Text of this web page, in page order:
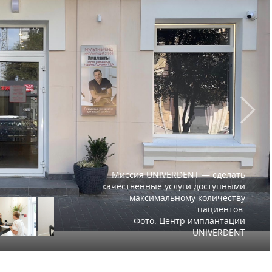
Миссия UNIVERDENT — сделать
качественные услуги доступными
максимальному количеству
пациентов.
Фото: Центр имплантации
UNIVERDENT